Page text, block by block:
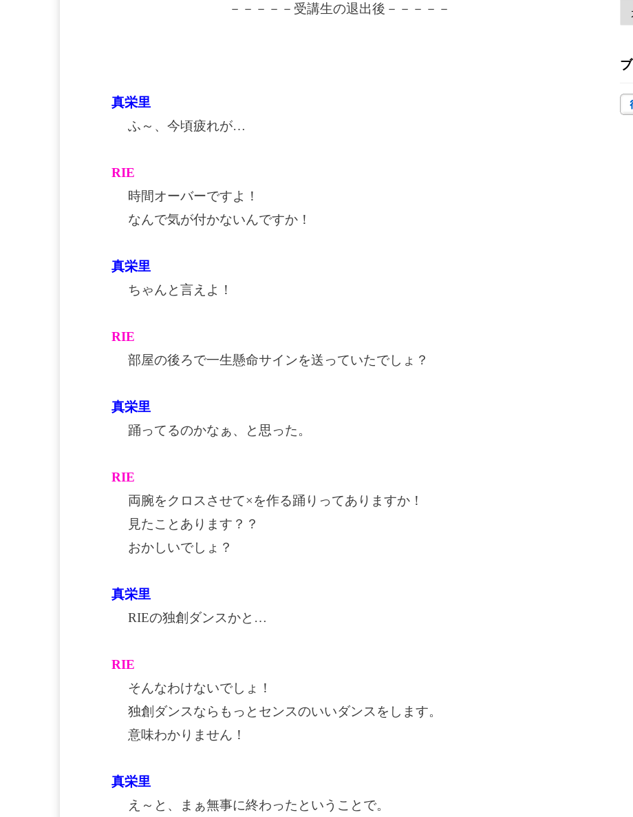
－－－－－受講生の退出後－－－－－
真栄里
ふ～、今頃疲れが…
RIE
時間オーバーですよ！
なんで気が付かないんですか！
真栄里
ちゃんと言えよ！
RIE
部屋の後ろで一生懸命サインを送っていたでしょ？
真栄里
踊ってるのかなぁ、と思った。
RIE
両腕をクロスさせて×を作る踊りってありますか！
見たことあります？？
おかしいでしょ？
真栄里
RIEの独創ダンスかと…
RIE
そんなわけないでしょ！
独創ダンスならもっとセンスのいいダンスをします。
意味わかりません！
真栄里
え～と、まぁ無事に終わったということで。
テ
リ